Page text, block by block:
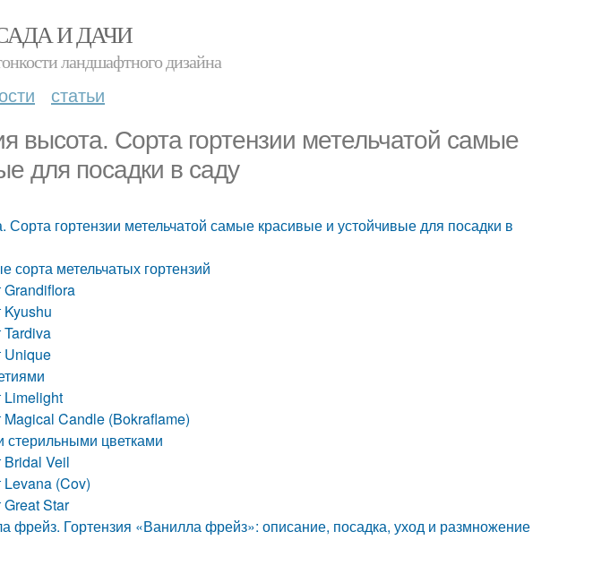
И ДАЧИ
ландшафтного дизайна
статьи
высота. Сорта гортензии метельчатой самые
для посадки в саду
Сорта гортензии метельчатой самые красивые и устойчивые для посадки в
сорта метельчатых гортензий
Grandiflora
Kyushu
Tardiva
Unique
Limelight
Magical Candle (Bokraflame)
стерильными цветками
Bridal Veil
Levana (Cov)
Great Star
фрейз. Гортензия «Ванилла фрейз»: описание, посадка, уход и размножение